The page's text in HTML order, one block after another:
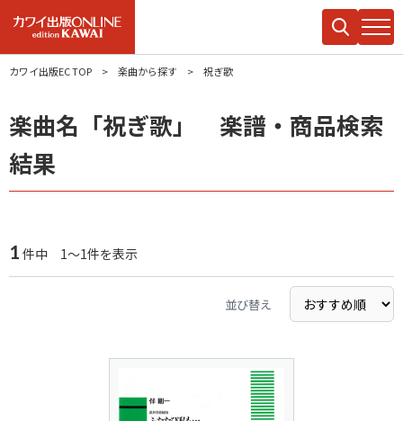
カワイ出版EC TOP 楽曲から探す 祝ぎ歌
楽曲名「祝ぎ歌」 楽譜・商品検索
結果
1 件中 1～1件を表示
並び替え